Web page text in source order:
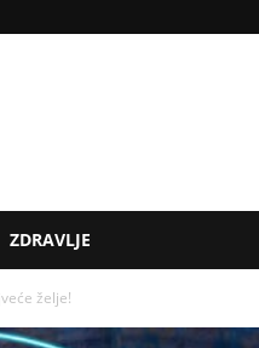
ZDRAVLJE
želje!